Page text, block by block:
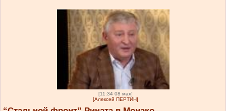
[11:34 08 мая]
[Алексей ПЕРТИН]